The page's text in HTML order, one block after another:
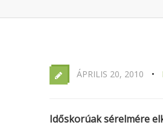
ÁPRILIS 20, 2010
Időskorúak sérelmére